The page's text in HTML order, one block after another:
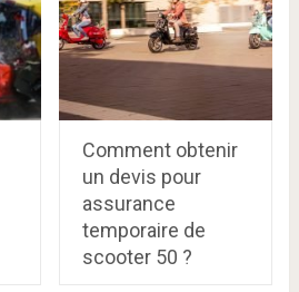
Comment obtenir
un devis pour
assurance
temporaire de
scooter 50 ?